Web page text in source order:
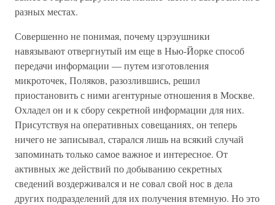
разных местах.
Совершенно не понимая, почему цэрэушники
навязывают отвергнутый им еще в Нью-Йорке способ
передачи информации — путем изготовления
микроточек, Поляков, разозлившись, решил
приостановить с ними агентурные отношения в Москве.
Охладел он и к сбору секретной информации для них.
Присутствуя на оперативных совещаниях, он теперь
ничего не записывал, старался лишь на всякий случай
запоминать только самое важное и интересное. От
активных же действий по добыванию секретных
сведений воздерживался и не совал свой нос в дела
других подразделений для их получения втемную. Но это